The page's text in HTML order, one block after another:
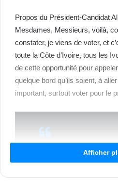
Propos du Président-Candidat
Mesdames, Messieurs, voilà,
constater, je viens de voter, et
toute la Côte d’Ivoire, tous les
de cette opportunité pour
quelque bord qu’ils soient, à
important, surtout voter pour le
un vote important
Afficher